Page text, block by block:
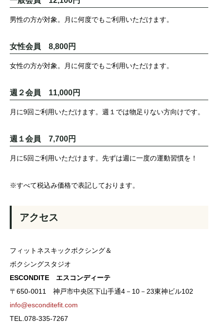
男性の方が対象。月に何度でもご利用いただけます。
女性会員 8,800円
女性の方が対象。月に何度でもご利用いただけます。
週２会員 11,000円
月に9回ご利用いただけます。週１では物足りない方向けです。
週１会員 7,700円
月に5回ご利用いただけます。先ずは週に一度の運動習慣を！
※すべて税込み価格で表記しております。
アクセス
フィットネスキックボクシング＆
ボクシングスタジオ
ESCONDITE エスコンディーテ
〒650-0011 神戸市中央区下山手通4－10－23東神ビル102
info@esconditefit.com
TEL.078-335-7267